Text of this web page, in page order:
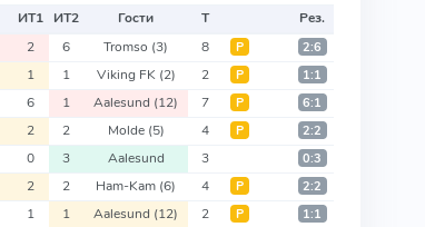
ИТ1 ИТ2 Гости Т
Рез.
2 6 Tromso (3) 8 Р 2:6
1 1 Viking FK (2) 2 Р 1:1
6 1 Aalesund (12) 7 Р 6:1
2 2 Molde (5) 4 Р 2:2
0 3 Aalesund 3 0:3
2 2 Ham-Kam (6) 4 Р 2:2
1 1 Aalesund (12) 2 Р 1:1